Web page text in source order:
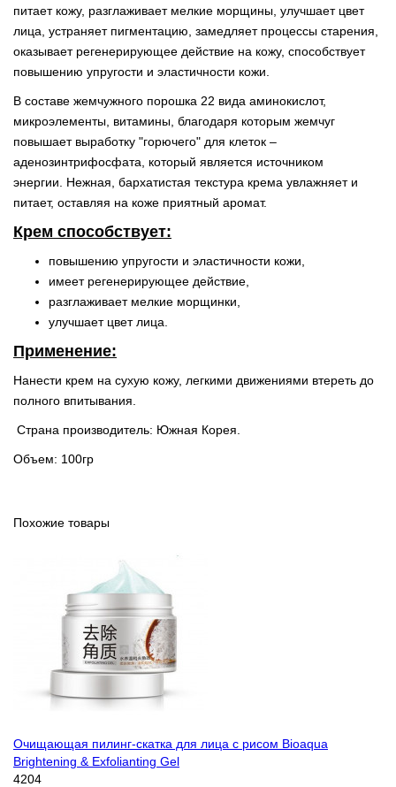
питает кожу, разглаживает мелкие морщины, улучшает цвет
лица, устраняет пигментацию, замедляет процессы старения,
оказывает регенерирующее действие на кожу, способствует
повышению упругости и эластичности кожи.
В составе жемчужного порошка 22 вида аминокислот,
микроэлементы, витамины, благодаря которым жемчуг
повышает выработку "горючего" для клеток –
аденозинтрифосфата, который является источником
энергии. Нежная, бархатистая текстура крема увлажняет и
питает, оставляя на коже приятный аромат.
Крем способствует:
повышению упругости и эластичности кожи,
имеет регенерирующее действие,
разглаживает мелкие морщинки,
улучшает цвет лица.
Применение:
Нанести крем на сухую кожу, легкими движениями втереть до
полного впитывания.
Страна производитель: Южная Корея.
Объем: 100гр
Похожие товары
Очищающая пилинг-скатка для лица с рисом Bioaqua
Brightening & Exfolianting Gel
4204